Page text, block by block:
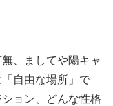
、ましてや陽キャ
自由な場所」で
ョン、どんな性格